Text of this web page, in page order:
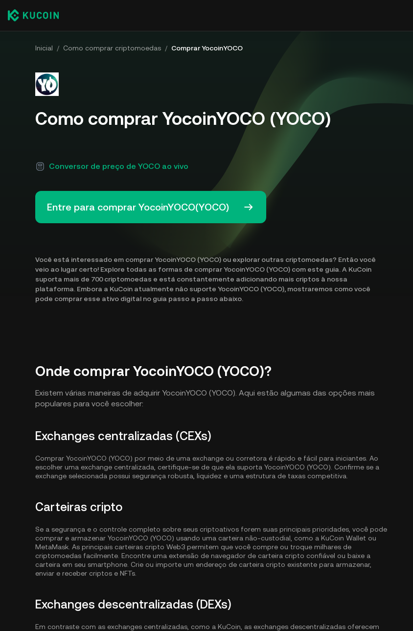
Inicial / Como comprar criptomoedas / Comprar YocoinYOCO
Como comprar YocoinYOCO (YOCO)
Conversor de preço de YOCO ao vivo
Entre para comprar YocoinYOCO(YOCO)
Você está interessado em comprar YocoinYOCO (YOCO) ou explorar outras criptomoedas? Então você
veio ao lugar certo! Explore todas as formas de comprar YocoinYOCO (YOCO) com este guia. A KuCoin
suporta mais de 700 criptomoedas e está constantemente adicionando mais criptos à nossa
plataforma. Embora a KuCoin atualmente não suporte YocoinYOCO (YOCO), mostraremos como você
pode comprar esse ativo digital no guia passo a passo abaixo.
Onde comprar YocoinYOCO (YOCO)?
Existem várias maneiras de adquirir YocoinYOCO (YOCO). Aqui estão algumas das opções mais
populares para você escolher:
Exchanges centralizadas (CEXs)
Comprar YocoinYOCO (YOCO) por meio de uma exchange ou corretora é rápido e fácil para iniciantes. Ao
escolher uma exchange centralizada, certifique-se de que ela suporta YocoinYOCO (YOCO). Confirme se a
exchange selecionada possui segurança robusta, liquidez e uma estrutura de taxas competitiva.
Carteiras cripto
Se a segurança e o controle completo sobre seus criptoativos forem suas principais prioridades, você pode
comprar e armazenar YocoinYOCO (YOCO) usando uma carteira não-custodial, como a KuCoin Wallet ou
MetaMask. As principais carteiras cripto Web3 permitem que você compre ou troque milhares de
criptomoedas facilmente. Encontre uma extensão de navegador de carteira cripto confiável ou baixe a
carteira em seu smartphone. Crie ou importe um endereço de carteira cripto existente para armazenar,
enviar e receber criptos e NFTs.
Exchanges descentralizadas (DEXs)
Em contraste com as exchanges centralizadas, como a KuCoin, as exchanges descentralizadas oferecem